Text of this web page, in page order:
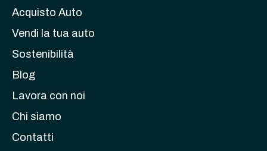
Acquisto Auto
Vendi la tua auto
Sostenibilità
Blog
Lavora con noi
Chi siamo
Contatti